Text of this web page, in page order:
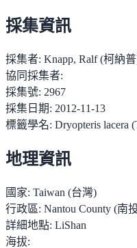
採集資訊
採集者: Knapp, Ralf (柯納
協同採集者:
採集號: 2967
採集日期: 2012-11-13
標籤學名: Dryopteris lacera
地理資訊
國家: Taiwan (台灣)
行政區: Nantou County (南
詳細地點: LiShan
海拔: